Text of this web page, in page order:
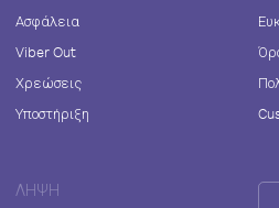
Ασφάλεια
Viber Out
Χρεώσεις
Υποστήριξη
ΛΉΨΗ